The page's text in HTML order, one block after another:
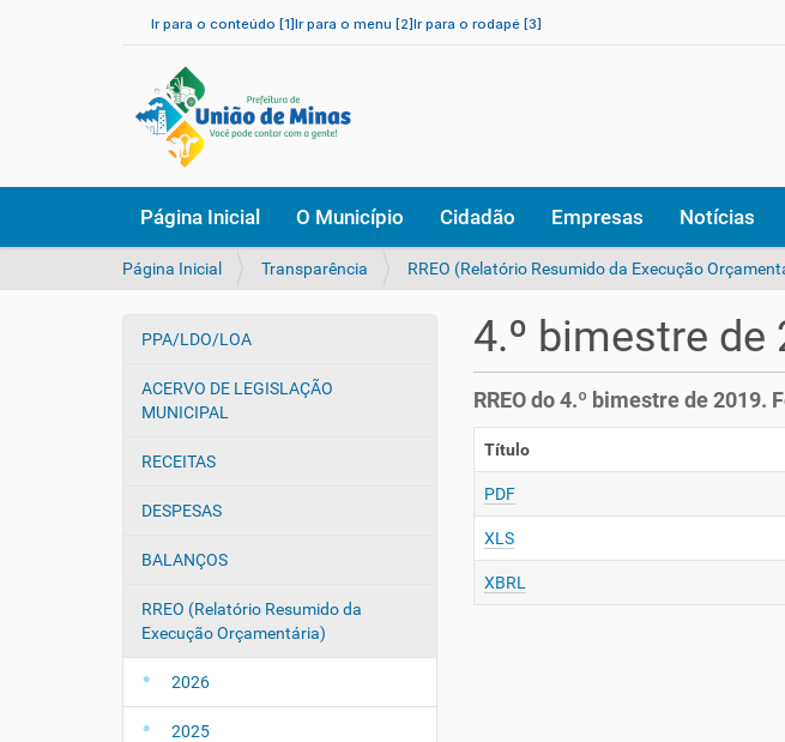
Ir para o conteúdo [1]Ir para o menu [2]Ir para o rodapé [3]
v
Página Inicial O Município Cidadão Empresas Notícias
V
Página Inicial Transparência RREO (Relatório Resumido da Execução
N
v
g
ç
ã
PPA/LDO/LOA
ACERVO DE LEGISLAÇÃO
MUNICIPAL
RECEITAS
DESPESAS
BALANÇOS
RREO (Relatório Resumido da
Execução Orçamentária)
2026
2025
4.º bimestre de
RREO do 4.º bimestre de 2019.
Título
PDF
XLS
XBRL